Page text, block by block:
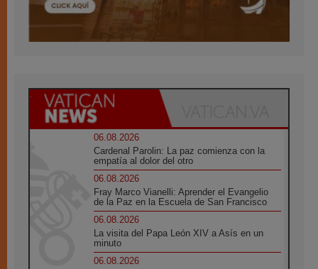
06.08.2026
Cardenal Parolin: La paz comienza con la
empatía al dolor del otro
06.08.2026
Fray Marco Vianelli: Aprender el Evangelio
de la Paz en la Escuela de San Francisco
06.08.2026
La visita del Papa León XIV a Asís en un
minuto
06.08.2026